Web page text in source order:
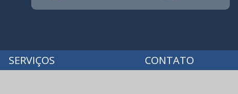
SERVIÇOS CONTATO